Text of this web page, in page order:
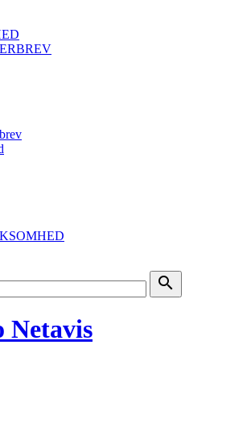
search
Netavis